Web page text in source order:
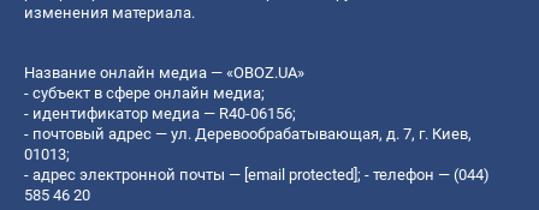
изменения материала.
Название онлайн медиа — «OBOZ.UA»
- субъект в сфере онлайн медиа;
- идентификатор медиа — R40-06156;
- почтовый адрес — ул. Деревообрабатывающая, д. 7, г. Киев,
01013;
- адрес электронной почты — [email protected]; - телефон — (044)
585 46 20